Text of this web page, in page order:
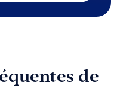
de